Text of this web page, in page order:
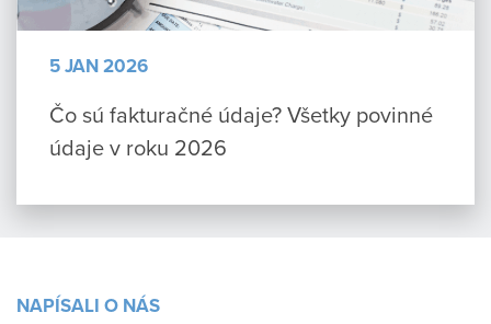
5 JAN 2026
Čo sú fakturačné údaje? Všetky povinné
údaje v roku 2026
NAPÍSALI O NÁS